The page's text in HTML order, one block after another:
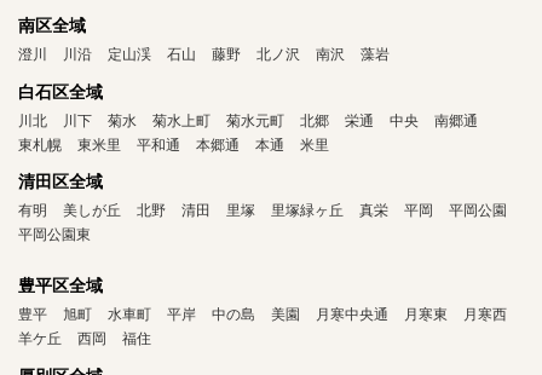
南区全域
澄川 川沿 定山渓 石山 藤野 北ノ沢 南沢 藻岩
白石区全域
川北 川下 菊水 菊水上町 菊水元町 北郷 栄通 中央
南郷通
東札幌
東米里 平和通 本郷通 本通 米里
清田区全域
有明 美しが丘 北野 清田 里塚 里塚緑ヶ丘 真栄 平岡
平岡公園
平岡公園東
豊平区全域
豊平 旭町 水車町 平岸 中の島 美園 月寒中央通 月寒東
月寒西
羊ケ丘
西岡 福住